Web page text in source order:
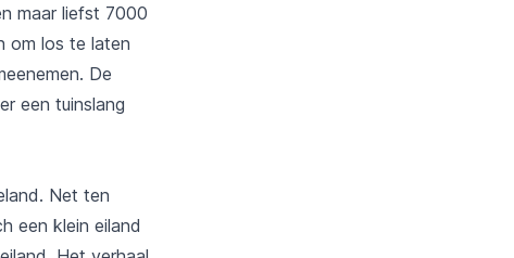
maar liefst 7000
om los te laten
De
een tuinslang
Net ten
een klein eiland